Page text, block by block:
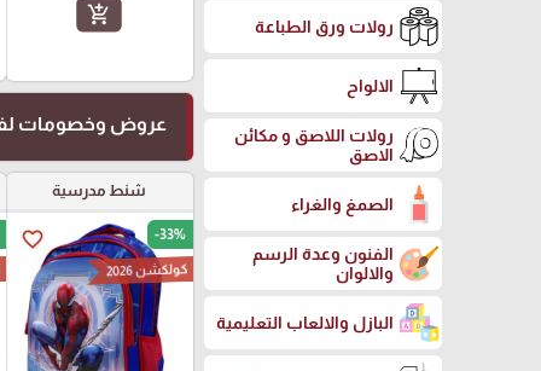
رولات ورق الطباعة
الالواح
رولات اللاصق و مكائن
الاصق
الصمغ والغراء
الفنون وعدة الرسم
والالوان
البازل والالعاب التعليمية
add_shopping_cart
عروض وخصومات
شنط مدرسية
favorite_border -33%
كولكشن 2026